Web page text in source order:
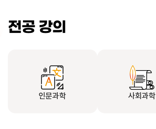
전공 강의
인문과학 사회과학